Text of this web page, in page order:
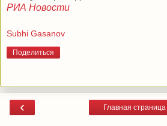
РИА Новости
Subhi Gasanov
Поделиться
‹ Главная страница